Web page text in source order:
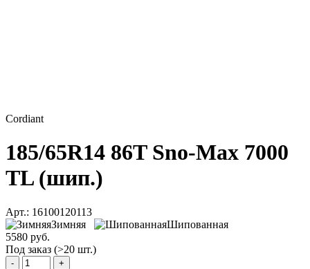
Cordiant
185/65R14 86T Sno-Max 7000
TL (шип.)
Арт.: 16100120113
Зимняя
Шипованная
5580 руб.
Под заказ (>20 шт.)
- +